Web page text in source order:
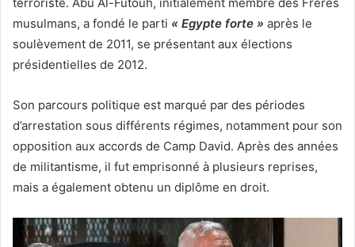
musulmans, a fondé le parti « Egypte forte » après le
soulèvement de 2011, se présentant aux élections
présidentielles de 2012.
Son parcours politique est marqué par des périodes
d’arrestation sous différents régimes, notamment pour son
opposition aux accords de Camp David. Après des années
de militantisme, il fut emprisonné à plusieurs reprises,
mais a également obtenu un diplôme en droit.